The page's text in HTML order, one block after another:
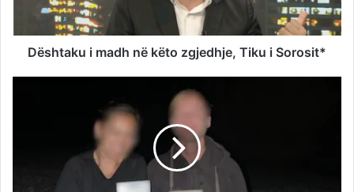
Dështaku i madh në këto zgjedhje, Tiku i Sorosit*